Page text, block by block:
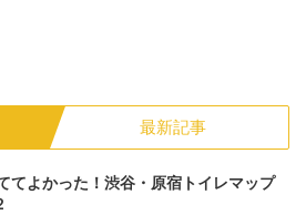
最新記事
てよかった！渋谷・原宿トイレマップ